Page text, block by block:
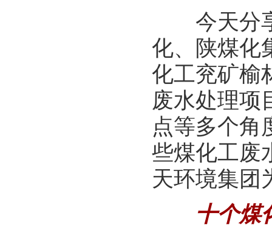
今天分享
化、陕煤化
化工兖矿榆
废水处理项
点等多个角
些煤化工废
天环境集团
十个煤